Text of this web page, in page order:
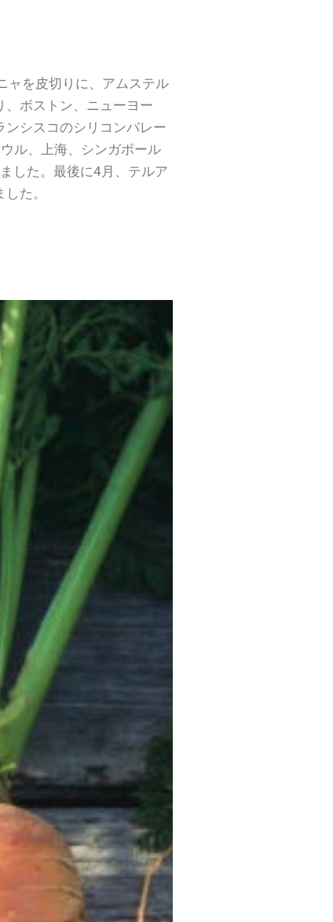
ャを皮切りに、アムステル
、ボストン、ニューヨー
ンシスコのシリコンバレー
ル、上海、シンガポール
した。最後に4月、テルア
た。